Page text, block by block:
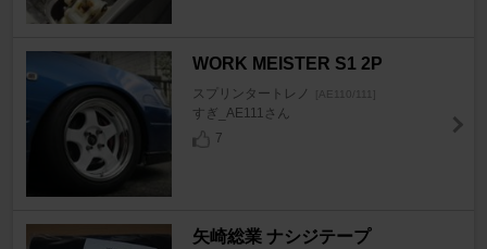
WORK MEISTER S1 2P
スプリンタートレノ [AE110/111]
すぎ_AE111さん
7
矢崎総業 ナシジテープ